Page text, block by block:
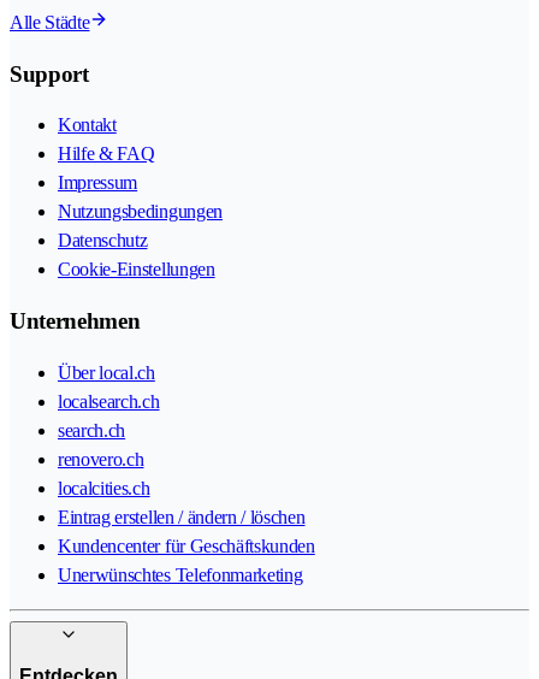
Alle Städte
Support
Kontakt
Hilfe & FAQ
Impressum
Nutzungsbedingungen
Datenschutz
Cookie-Einstellungen
Unternehmen
Über local.ch
localsearch.ch
search.ch
renovero.ch
localcities.ch
Eintrag erstellen / ändern / löschen
Kundencenter für Geschäftskunden
Unerwünschtes Telefonmarketing